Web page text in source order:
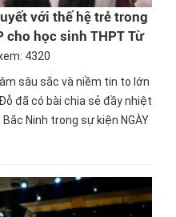
với thế hệ trẻ trong
cho học sinh THPT Từ
4320
sâu sắc và niềm tin to lớn
đã có bài chia sẻ đầy nhiệt
Ninh trong sự kiện NGÀY
ĐÚNG HƯỚNG NGHỀ,